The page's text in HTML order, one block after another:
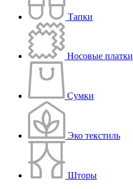
Тапки
Носовые платки
Сумки
Эко текстиль
Шторы